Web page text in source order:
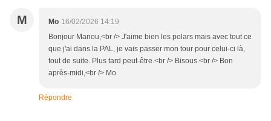
M Mo 16/02/2026 14:19
Bonjour Manou,<br /> J'aime bien les polars mais avec tout ce
que j'ai dans la PAL, je vais passer mon tour pour celui-ci là,
tout de suite. Plus tard peut-être.<br /> Bisous.<br /> Bon
après-midi,<br /> Mo
Répondre